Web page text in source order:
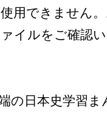
用できません
イルをご確認
の日本史学習ま